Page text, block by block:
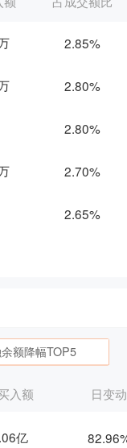
2.85%
2.80%
2.80%
2.70%
2.65%
额降幅TOP5
入额 日变动
亿